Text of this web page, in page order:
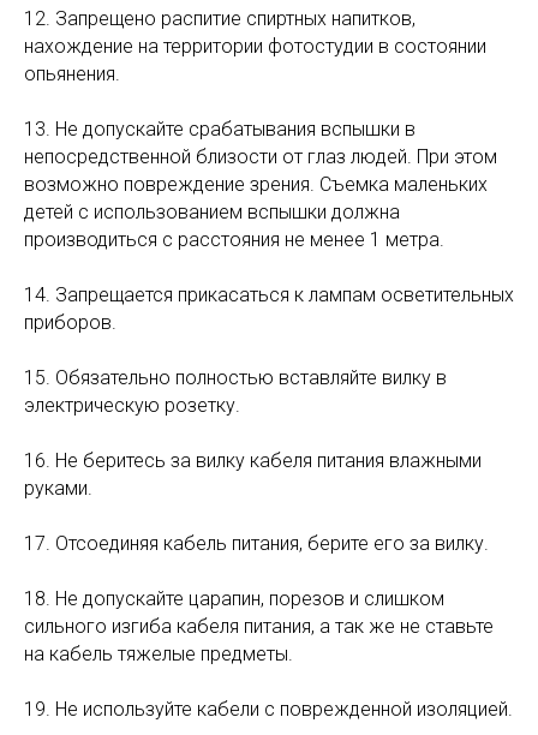
12. Запрещено распитие спиртных напитков,
нахождение на территории фотостудии в состоянии
опьянения.
13. Не допускайте срабатывания вспышки в
непосредственной близости от глаз людей. При этом
возможно повреждение зрения. Съемка маленьких
детей с использованием вспышки должна
производиться с расстояния не менее 1 метра.
14. Запрещается прикасаться к лампам осветительных
приборов.
15. Обязательно полностью вставляйте вилку в
электрическую розетку.
16. Не беритесь за вилку кабеля питания влажными
руками.
17. Отсоединяя кабель питания, берите его за вилку.
18. Не допускайте царапин, порезов и слишком
сильного изгиба кабеля питания, а так же не ставьте
на кабель тяжелые предметы.
19. Не используйте кабели с поврежденной изоляцией.